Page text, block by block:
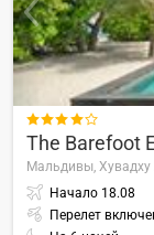

The Barefoot
Мальдивы, Хувадху
Начало 18.08
Перелет